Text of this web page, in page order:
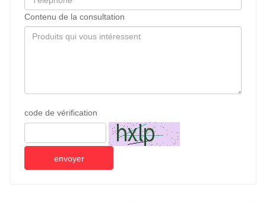
Contenu de la consultation
code de vérification
envoyer